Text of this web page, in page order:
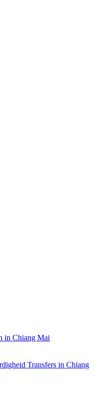
in Chiang Mai
Transfers in Chiang